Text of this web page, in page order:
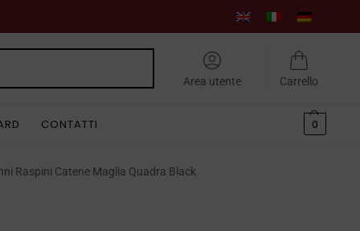
Area utente Carrello
CONTATTI 0
Raspini Catene Maglia Quadra Black